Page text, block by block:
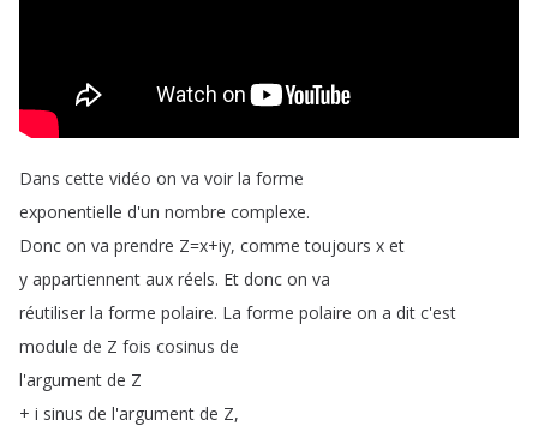
Dans cette vidéo on va voir la forme
exponentielle d'un nombre complexe.
Donc on va prendre Z=x+iy, comme toujours x et
y appartiennent aux réels. Et donc on va
réutiliser la forme polaire. La forme polaire on a dit c'est
module de Z fois cosinus de
l'argument de Z
+ i sinus de l'argument de Z,